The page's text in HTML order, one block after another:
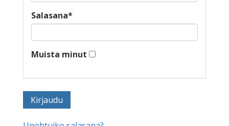
Salasana*
Muista minut